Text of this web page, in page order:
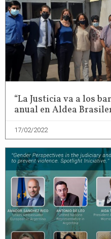
“La Justicia va a los
anual en Aldea
17/02/2022